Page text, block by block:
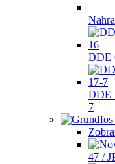
DDE
DDE
7
47 /